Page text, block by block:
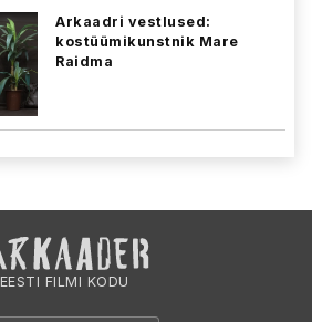
Arkaadri vestlused:
kostüümikunstnik Mare
Raidma
EESTI FILMI KODU